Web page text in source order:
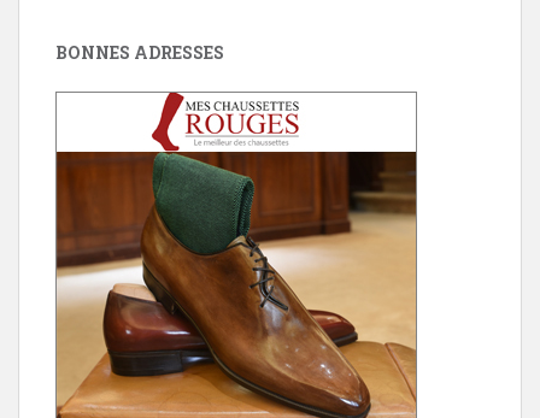
BONNES ADRESSES